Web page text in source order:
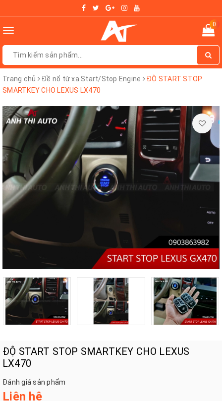
Toggle
0
Trang chủ Đề nổ từ xa Start/Stop Engine
ĐỘ START STOP
SMARTKEY CHO LEXUS LX470
ĐỘ START STOP SMARTKEY CHO LEXUS
LX470
Đánh giá sản phẩm
Liên hệ